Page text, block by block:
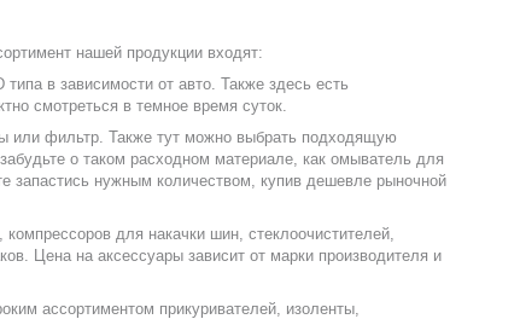
нашей продукции входят:
в зависимости от авто. Также здесь есть
смотреться в темное время суток.
или фильтр. Также тут можно выбрать подходящую
о таком расходном материале, как омыватель для
запастись нужным количеством, купив дешевле рыночной
для накачки шин, стеклоочистителей,
Цена на аксессуары зависит от марки производителя и
ассортиментом прикуривателей, изоленты,